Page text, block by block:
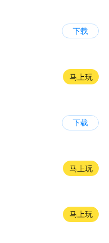
下载
马上玩
下载
马上玩
马上玩